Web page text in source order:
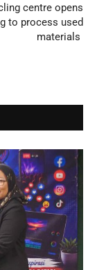
centre opens
to process used
materials